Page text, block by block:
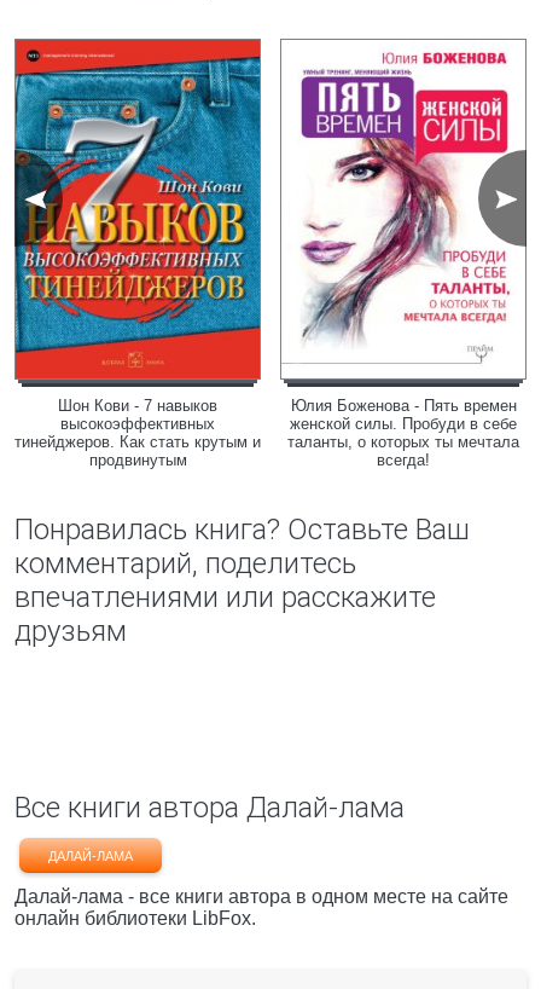
Шон Кови - 7 навыков
высокоэффективных
тинейджеров. Как стать крутым и
продвинутым
Юлия Боженова - Пять времен
женской силы. Пробуди в себе
таланты, о которых ты мечтала
всегда!
Понравилась книга? Оставьте Ваш
комментарий, поделитесь
впечатлениями или расскажите
друзьям
Все книги автора Далай-лама
ДАЛАЙ-ЛАМА
Далай-лама - все книги автора в одном месте на сайте
онлайн библиотеки LibFox.